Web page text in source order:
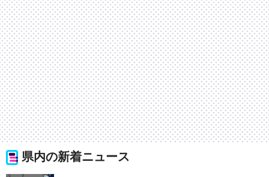
県内の新着ニュース